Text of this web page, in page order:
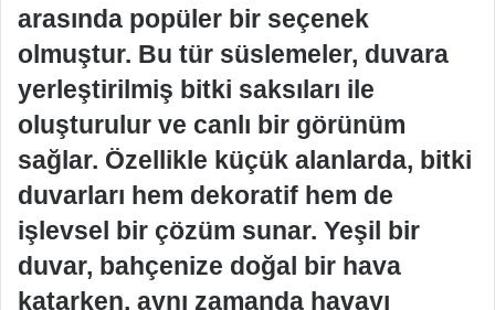
arasında popüler bir seçenek
olmuştur. Bu tür süslemeler, duvara
yerleştirilmiş bitki saksıları ile
oluşturulur ve canlı bir görünüm
sağlar. Özellikle küçük alanlarda, bitki
duvarları hem dekoratif hem de
işlevsel bir çözüm sunar. Yeşil bir
duvar, bahçenize doğal bir hava
katarken, aynı zamanda havayı